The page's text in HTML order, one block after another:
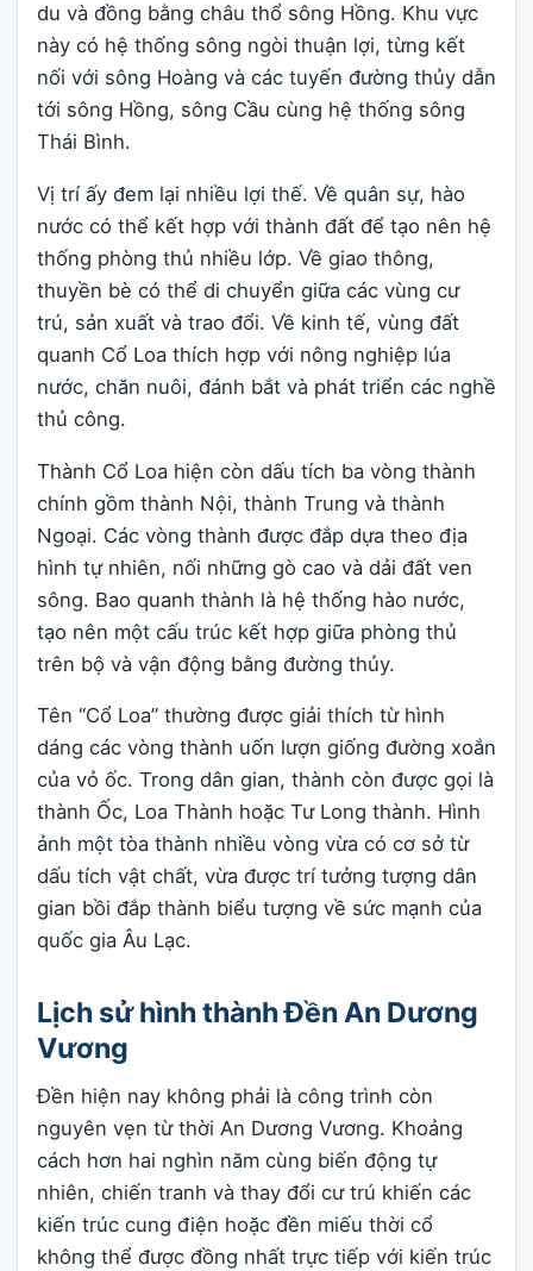
du và đồng bằng châu thổ sông Hồng. Khu vực
này có hệ thống sông ngòi thuận lợi, từng kết
nối với sông Hoàng và các tuyến đường thủy dẫn
tới sông Hồng, sông Cầu cùng hệ thống sông
Thái Bình.
Vị trí ấy đem lại nhiều lợi thế. Về quân sự, hào
nước có thể kết hợp với thành đất để tạo nên hệ
thống phòng thủ nhiều lớp. Về giao thông,
thuyền bè có thể di chuyển giữa các vùng cư
trú, sản xuất và trao đổi. Về kinh tế, vùng đất
quanh Cổ Loa thích hợp với nông nghiệp lúa
nước, chăn nuôi, đánh bắt và phát triển các nghề
thủ công.
Thành Cổ Loa hiện còn dấu tích ba vòng thành
chính gồm thành Nội, thành Trung và thành
Ngoại. Các vòng thành được đắp dựa theo địa
hình tự nhiên, nối những gò cao và dải đất ven
sông. Bao quanh thành là hệ thống hào nước,
tạo nên một cấu trúc kết hợp giữa phòng thủ
trên bộ và vận động bằng đường thủy.
Tên “Cổ Loa” thường được giải thích từ hình
dáng các vòng thành uốn lượn giống đường xoắn
của vỏ ốc. Trong dân gian, thành còn được gọi là
thành Ốc, Loa Thành hoặc Tư Long thành. Hình
ảnh một tòa thành nhiều vòng vừa có cơ sở từ
dấu tích vật chất, vừa được trí tưởng tượng dân
gian bồi đắp thành biểu tượng về sức mạnh của
quốc gia Âu Lạc.
Lịch sử hình thành Đền An Dương
Vương
Đền hiện nay không phải là công trình còn
nguyên vẹn từ thời An Dương Vương. Khoảng
cách hơn hai nghìn năm cùng biến động tự
nhiên, chiến tranh và thay đổi cư trú khiến các
kiến trúc cung điện hoặc đền miếu thời cổ
không thể được đồng nhất trực tiếp với kiến trúc